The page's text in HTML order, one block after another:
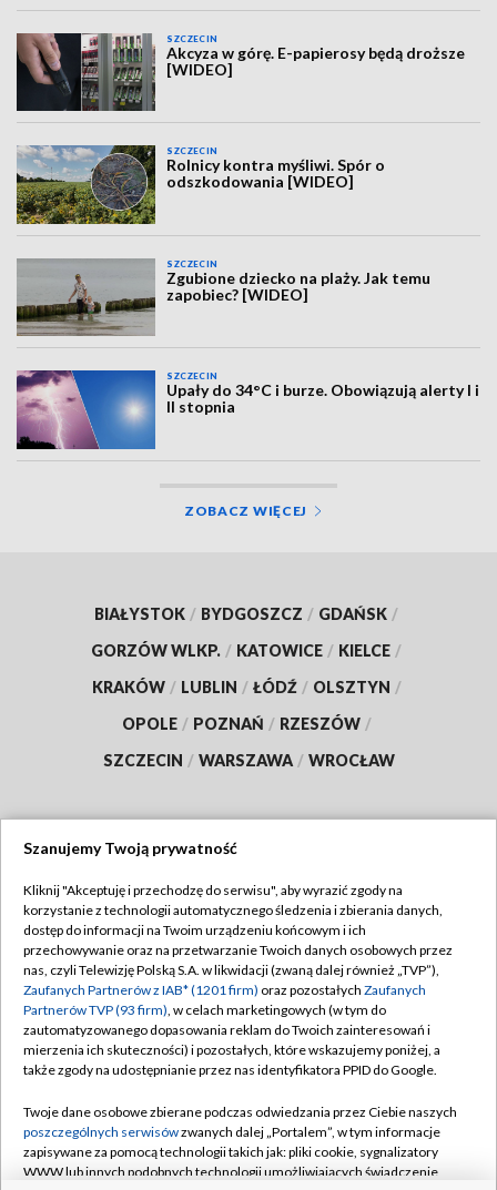
SZCZECIN
Akcyza w górę. E-papierosy będą droższe
[WIDEO]
SZCZECIN
Rolnicy kontra myśliwi. Spór o
odszkodowania [WIDEO]
SZCZECIN
Zgubione dziecko na plaży. Jak temu
zapobiec? [WIDEO]
SZCZECIN
Upały do 34°C i burze. Obowiązują alerty I i
II stopnia
ZOBACZ WIĘCEJ
BIAŁYSTOK / BYDGOSZCZ / GDAŃSK /
GORZÓW WLKP. / KATOWICE / KIELCE /
KRAKÓW / LUBLIN / ŁÓDŹ / OLSZTYN /
OPOLE / POZNAŃ / RZESZÓW /
SZCZECIN / WARSZAWA / WROCŁAW
TVP
Abonament TVP
Emisja w TVP
Centrum informacji TVP
Naziemna Telewizja Cyfrowa
Rada Programowa
System NOS
Regulamin TVP
Polityka prywatności
Moje zgody
Pomoc
Kontakt
Szanujemy Twoją prywatność
Kliknij "Akceptuję i przechodzę do serwisu", aby wyrazić zgody na
korzystanie z technologii automatycznego śledzenia i zbierania danych,
dostęp do informacji na Twoim urządzeniu końcowym i ich
przechowywanie oraz na przetwarzanie Twoich danych osobowych przez
nas, czyli Telewizję Polską S.A. w likwidacji (zwaną dalej również „TVP”),
Zaufanych Partnerów z IAB* (1201 firm) oraz pozostałych Zaufanych
Partnerów TVP (93 firm), w celach marketingowych (w tym do
zautomatyzowanego dopasowania reklam do Twoich zainteresowań i
mierzenia ich skuteczności) i pozostałych, które wskazujemy poniżej, a
także zgody na udostępnianie przez nas identyfikatora PPID do Google.
Twoje dane osobowe zbierane podczas odwiedzania przez Ciebie naszych
poszczególnych serwisówzwanych dalej „Portalem”, w tym informacje
zapisywane za pomocą technologii takich jak: pliki cookie, sygnalizatory
WWW lub innych podobnych technologii umożliwiających świadczenie